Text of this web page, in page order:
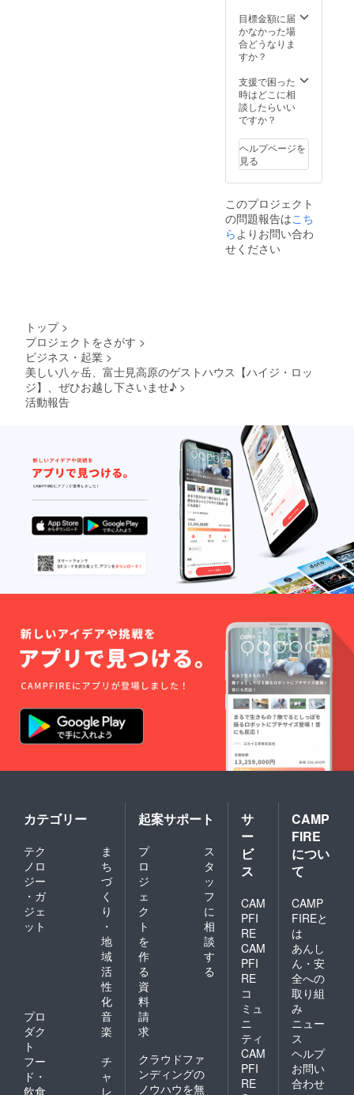
ジ」
ホーム
ページ
掲載さ
せて頂
きま
す。
ナー付
宿泊プ
ランの
ご利用
ませ
ん。
（その
他、7日
要予
約、
ディ
ナーに
して
は、
キャン
セル規
定がご
20:00で
ださい
ませ）
+ ハイ
ジ・
ロッジ
に行き
たくな
る「富
士見高
原ハイ
ジ・
ロッジ
ブロ
グ」の
籍 +
「富士
見高原
ハイ
ジ・
ロッ
ジ」
ホーム
ページ
名前を
掲載さ
せて頂
す。
目標金額に届
かなかった場
合どうなりま
すか？
支援で困った
時はどこに相
談したらいい
ですか？
ヘルプページを
見る
このプロジェクト
の問題報告はこち
ら よりお問い合わ
せください
トップ >
プロジェクトをさがす >
ビジネス・起業 >
美しい八ヶ岳、富士見高原のゲストハウス【ハイジ・ロッ
ジ】、ぜひお越し下さいませ♪ >
活動報告
カテゴリー
テク
ノロ
ジー
・ガ
ジェ
ット
ま
ち
づ
く
り
・
地
域
活
性
化
プロ
ダク
ト
音
楽
フー
ド・
飲食
チ
ャ
レ
起案サポート
プ
ロ
ジ
ェ
ク
ト
を
作
る
ス
タ
ッ
フ
に
相
談
す
る
資
料
請
求
クラウドファ
ンディングの
ノウハウを無
サ
ー
ビ
ス
CAM
PFI
RE
CAM
PFI
RE
コ
ミュ
ニ
ティ
CAM
PFI
RE
CAMP
FIRE
につい
て
CAMP
FIREと
は
あんし
ん・安
全への
取り組
み
ニュー
ス
ヘルプ
お問い
合わせ